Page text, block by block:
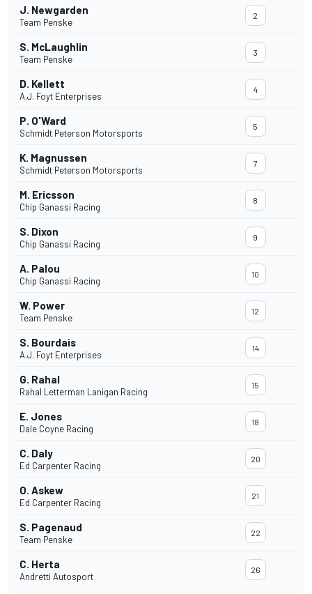
J. Newgarden
Team Penske
2
S. McLaughlin
Team Penske
3
D. Kellett
A.J. Foyt Enterprises
4
P. O'Ward
Schmidt Peterson Motorsports
5
K. Magnussen
Schmidt Peterson Motorsports
7
M. Ericsson
Chip Ganassi Racing
8
S. Dixon
Chip Ganassi Racing
9
A. Palou
Chip Ganassi Racing
10
W. Power
Team Penske
12
S. Bourdais
A.J. Foyt Enterprises
14
G. Rahal
Rahal Letterman Lanigan Racing
15
E. Jones
Dale Coyne Racing
18
C. Daly
Ed Carpenter Racing
20
O. Askew
Ed Carpenter Racing
21
S. Pagenaud
Team Penske
22
C. Herta
Andretti Autosport
26